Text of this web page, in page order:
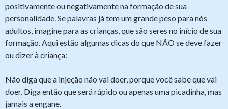
positivamente ou negativamente na formação de sua
personalidade. Se palavras já tem um grande peso para nós
adultos, imagine para as crianças, que são seres no início de sua
formação. Aqui estão algumas dicas do que NÃO se deve fazer
ou dizer à criança:
Não diga que a injeção não vai doer, porque você sabe que vai
doer. Diga então que será rápido ou apenas uma picadinha, mas
jamais a engane.